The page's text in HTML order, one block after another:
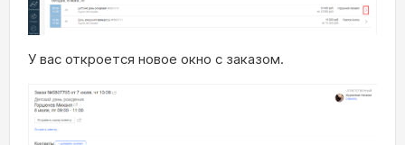
У вас откроется новое окно с заказом.